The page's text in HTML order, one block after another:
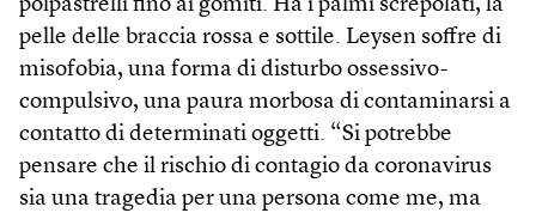
polpastrelli fino ai gomiti. Ha i palmi screpolati, la
pelle delle braccia rossa e sottile. Leysen soffre di
misofobia, una forma di disturbo ossessivo-
compulsivo, una paura morbosa di contaminarsi a
contatto di determinati oggetti. “Si potrebbe
pensare che il rischio di contagio da coronavirus
sia una tragedia per una persona come me, ma